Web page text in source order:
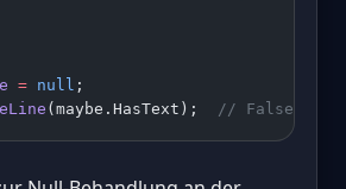
= null ;
(maybe.HasText); // False, no